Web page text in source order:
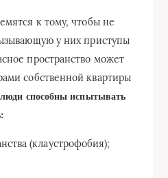
к тому, чтобы не
у них приступы
пространство может
собственной квартиры
способны испытывать
(клаустрофобия);